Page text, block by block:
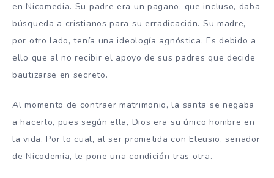
en Nicomedia. Su padre era un pagano, que incluso, daba
búsqueda a cristianos para su erradicación. Su madre,
por otro lado, tenía una ideología agnóstica. Es debido a
ello que al no recibir el apoyo de sus padres que decide
bautizarse en secreto.
Al momento de contraer matrimonio, la santa se negaba
a hacerlo, pues según ella, Dios era su único hombre en
la vida. Por lo cual, al ser prometida con Eleusio, senador
de Nicodemia, le pone una condición tras otra.